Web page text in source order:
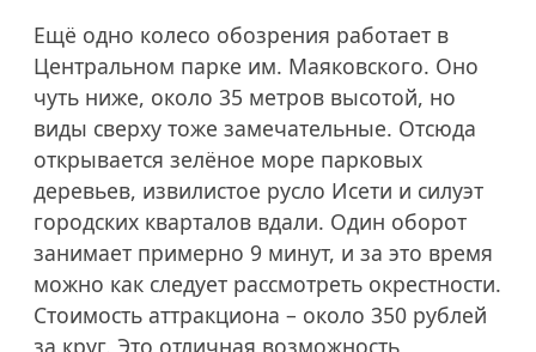
Ещё одно колесо обозрения работает в
Центральном парке им. Маяковского. Оно
чуть ниже, около 35 метров высотой, но
виды сверху тоже замечательные. Отсюда
открывается зелёное море парковых
деревьев, извилистое русло Исети и силуэт
городских кварталов вдали. Один оборот
занимает примерно 9 минут, и за это время
можно как следует рассмотреть окрестности.
Стоимость аттракциона – около 350 рублей
за круг. Это отличная возможность